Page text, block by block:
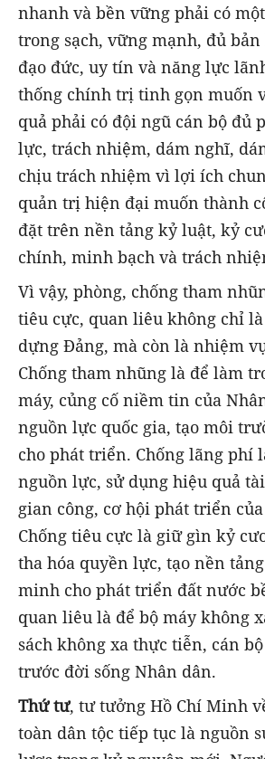
nhanh và bền vững phải có
trong sạch, vững mạnh, đủ
đạo đức, uy tín và năng lực
thống chính trị tinh gọn muốn
quả phải có đội ngũ cán bộ đủ
lực, trách nhiệm, dám nghĩ,
chịu trách nhiệm vì lợi ích
quản trị hiện đại muốn thành
đặt trên nền tảng kỷ luật, kỷ
chính, minh bạch và trách
Vì vậy, phòng, chống tham
tiêu cực, quan liêu không chỉ
dựng Đảng, mà còn là nhiệm
Chống tham nhũng là để làm
máy, củng cố niềm tin của
nguồn lực quốc gia, tạo môi
cho phát triển. Chống lãng phí
nguồn lực, sử dụng hiệu quả
gian công, cơ hội phát triển
Chống tiêu cực là giữ gìn kỷ
tha hóa quyền lực, tạo nền
minh cho phát triển đất nước
quan liêu là để bộ máy không
sách không xa thực tiễn, cán
trước đời sống Nhân dân.
Thứ tư, tư tưởng Hồ Chí Minh
toàn dân tộc tiếp tục là nguồn